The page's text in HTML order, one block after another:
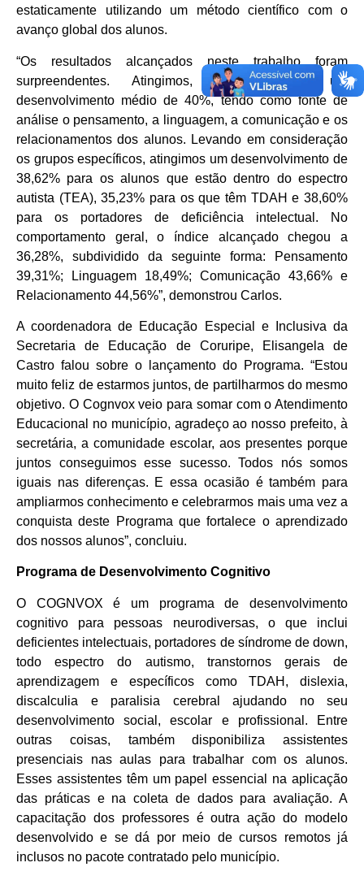
estaticamente utilizando um método científico com o
avanço global dos alunos.
“Os resultados alcançados neste trabalho foram
surpreendentes. Atingimos, nas escolas, um
desenvolvimento médio de 40%, tendo como fonte de
análise o pensamento, a linguagem, a comunicação e os
relacionamentos dos alunos. Levando em consideração
os grupos específicos, atingimos um desenvolvimento de
38,62% para os alunos que estão dentro do espectro
autista (TEA), 35,23% para os que têm TDAH e 38,60%
para os portadores de deficiência intelectual. No
comportamento geral, o índice alcançado chegou a
36,28%, subdividido da seguinte forma: Pensamento
39,31%; Linguagem 18,49%; Comunicação 43,66% e
Relacionamento 44,56%”, demonstrou Carlos.
A coordenadora de Educação Especial e Inclusiva da
Secretaria de Educação de Coruripe, Elisangela de
Castro falou sobre o lançamento do Programa. “Estou
muito feliz de estarmos juntos, de partilharmos do mesmo
objetivo. O Cognvox veio para somar com o Atendimento
Educacional no município, agradeço ao nosso prefeito, à
secretária, a comunidade escolar, aos presentes porque
juntos conseguimos esse sucesso. Todos nós somos
iguais nas diferenças. E essa ocasião é também para
ampliarmos conhecimento e celebrarmos mais uma vez a
conquista deste Programa que fortalece o aprendizado
dos nossos alunos”, concluiu.
Programa de Desenvolvimento Cognitivo
O COGNVOX é um programa de desenvolvimento
cognitivo para pessoas neurodiversas, o que inclui
deficientes intelectuais, portadores de síndrome de down,
todo espectro do autismo, transtornos gerais de
aprendizagem e específicos como TDAH, dislexia,
discalculia e paralisia cerebral ajudando no seu
desenvolvimento social, escolar e profissional. Entre
outras coisas, também disponibiliza assistentes
presenciais nas aulas para trabalhar com os alunos.
Esses assistentes têm um papel essencial na aplicação
das práticas e na coleta de dados para avaliação. A
capacitação dos professores é outra ação do modelo
desenvolvido e se dá por meio de cursos remotos já
inclusos no pacote contratado pelo município.